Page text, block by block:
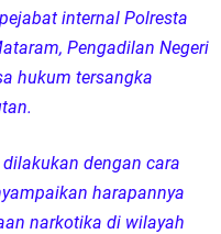
internal Polresta
Pengadilan Negeri
hukum tersangka
dengan cara
harapannya
narkotika di wilayah